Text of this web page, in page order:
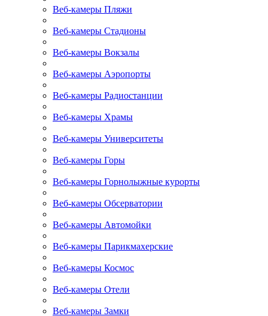
Веб-камеры Пляжи
Веб-камеры Стадионы
Веб-камеры Вокзалы
Веб-камеры Аэропорты
Веб-камеры Радиостанции
Веб-камеры Храмы
Веб-камеры Университеты
Веб-камеры Горы
Веб-камеры Горнолыжные курорты
Веб-камеры Обсерватории
Веб-камеры Автомойки
Веб-камеры Парикмахерские
Веб-камеры Космос
Веб-камеры Отели
Веб-камеры Замки